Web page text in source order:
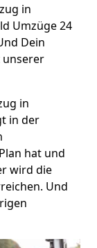
in
Umzüge 24
Dein
unserer
in
in der
hat und
wird die
Und